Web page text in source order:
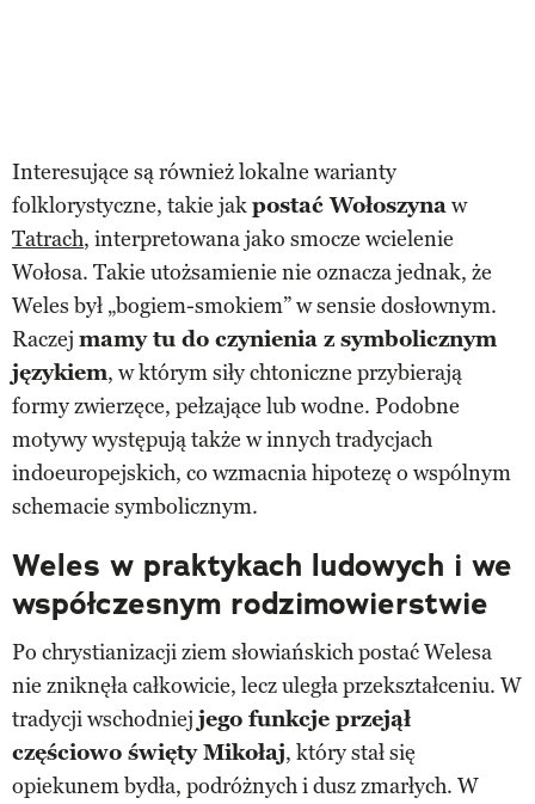
Interesujące są również lokalne warianty
folklorystyczne, takie jakpostać Wołoszynaw
Tatrach, interpretowana jako smocze wcielenie
Wołosa. Takie utożsamienie nie oznacza jednak, że
Weles był „bogiem-smokiem” w sensie dosłownym.
Raczej mamy tu do czynienia z symbolicznym
językiem, w którym siły chtoniczne przybierają
formy zwierzęce, pełzające lub wodne. Podobne
motywy występują także w innych tradycjach
indoeuropejskich, co wzmacnia hipotezę o wspólnym
schemacie symbolicznym.
Weles w praktykach ludowych i we
współczesnym rodzimowierstwie
Po chrystianizacji ziem słowiańskich postać Welesa
nie zniknęła całkowicie, lecz uległa przekształceniu. W
tradycji wschodniej jego funkcje przejął
częściowo święty Mikołaj, który stał się
opiekunem bydła, podróżnych i dusz zmarłych. W